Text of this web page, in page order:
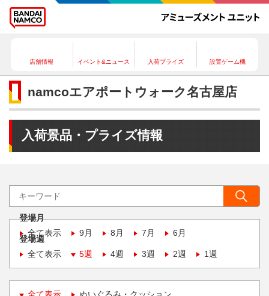
店舗情報 イベント&ニュース 入荷プライズ 設置ゲーム機
namcoエアポートウォーク名古屋店
入荷景品・プライズ情報
登場月
全て表示
9月 8月 7月 6月
登場週
全て表示
5週 4週 3週 2週 1週